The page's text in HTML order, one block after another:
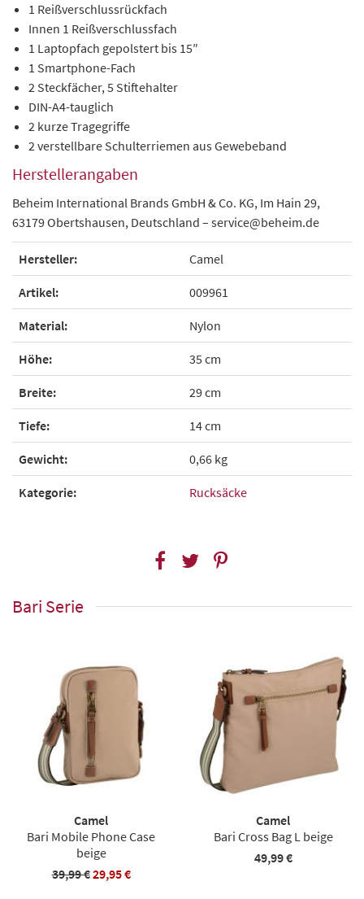
1 Reißverschlussrückfach
Innen 1 Reißverschlussfach
1 Laptopfach gepolstert bis 15″
1 Smartphone-Fach
2 Steckfächer, 5 Stiftehalter
DIN-A4-tauglich
2 kurze Tragegriffe
2 verstellbare Schulterriemen aus Gewebeband
Herstellerangaben
Beheim International Brands GmbH & Co. KG, Im Hain 29,
63179 Obertshausen, Deutschland – service@beheim.de
Hersteller: Camel
Artikel: 009961
Material: Nylon
Höhe: 35 cm
Breite: 29 cm
Tiefe: 14 cm
Gewicht: 0,66 kg
Kategorie: Rucksäcke
Bari Serie
Camel
Bari Mobile Phone Case
beige
39,99 €29,95 €
Camel
Bari Cross Bag L beige
49,99 €